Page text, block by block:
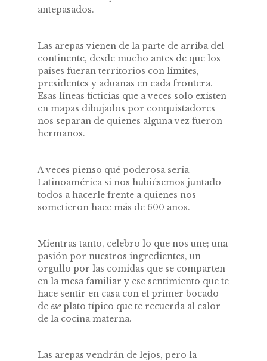
antepasados.
Las arepas vienen de la parte de arriba del
continente, desde mucho antes de que los
países fueran territorios con límites,
presidentes y aduanas en cada frontera.
Esas líneas ficticias que a veces solo existen
en mapas dibujados por conquistadores
nos separan de quienes alguna vez fueron
hermanos.
A veces pienso qué poderosa sería
Latinoamérica si nos hubiésemos juntado
todos a hacerle frente a quienes nos
sometieron hace más de 600 años.
Mientras tanto, celebro lo que nos une; una
pasión por nuestros ingredientes, un
orgullo por las comidas que se comparten
en la mesa familiar y ese sentimiento que te
hace sentir en casa con el primer bocado
de ese plato típico que te recuerda al calor
de la cocina materna.
Las arepas vendrán de lejos, pero la